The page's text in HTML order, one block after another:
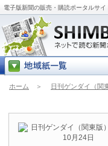
電子版新聞の販売・購読ポータルサ
ホーム ＞ 日刊ゲンダイ（関